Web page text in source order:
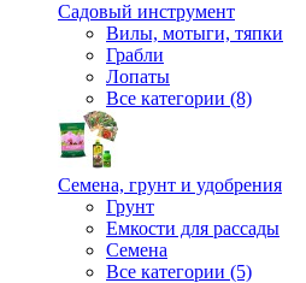
Садовый инструмент
Вилы, мотыги, тяпки
Грабли
Лопаты
Все категории (8)
Семена, грунт и удобрения
Грунт
Емкости для рассады
Семена
Все категории (5)